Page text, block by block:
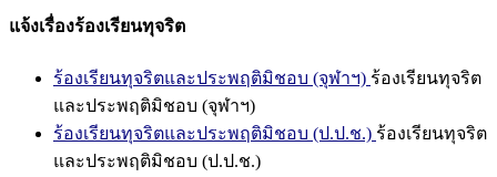
แจ้งเรื่องร้องเรียนทุจริต
ร้องเรียนทุจริตและประพฤติมิชอบ (จุฬาฯ) ร้องเรียนทุจริต
และประพฤติมิชอบ (จุฬาฯ)
ร้องเรียนทุจริตและประพฤติมิชอบ (ป.ป.ช.) ร้องเรียนทุจริต
และประพฤติมิชอบ (ป.ป.ช.)